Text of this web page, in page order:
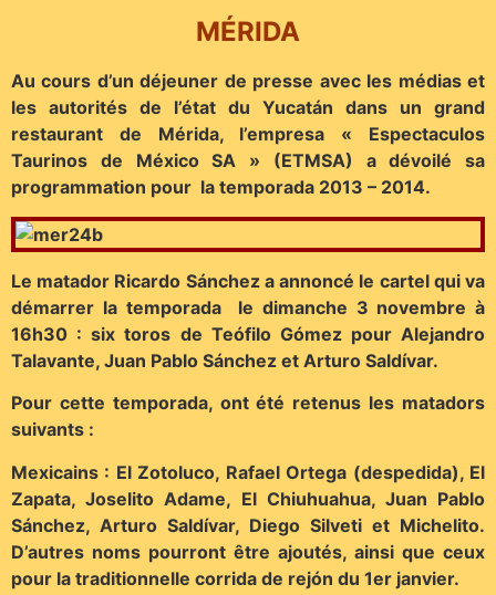
MÉRIDA
Au cours d’un déjeuner de presse avec les médias et
les autorités de l’état du Yucatán dans un grand
restaurant de Mérida, l’empresa « Espectaculos
Taurinos de México SA » (ETMSA) a dévoilé sa
programmation pour la temporada 2013 – 2014.
Le matador Ricardo Sánchez a annoncé le cartel qui va
démarrer la temporada le dimanche 3 novembre à
16h30 : six toros de Teófilo Gómez pour Alejandro
Talavante, Juan Pablo Sánchez et Arturo Saldívar.
Pour cette temporada, ont été retenus les matadors
suivants :
Mexicains : El Zotoluco, Rafael Ortega (despedida), El
Zapata, Joselito Adame, El Chiuhuahua, Juan Pablo
Sánchez, Arturo Saldívar, Diego Silveti et Michelito.
D’autres noms pourront être ajoutés, ainsi que ceux
pour la traditionnelle corrida de rejón du 1er janvier.